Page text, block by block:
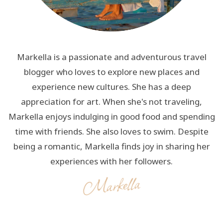
Markella is a passionate and adventurous travel
blogger who loves to explore new places and
experience new cultures. She has a deep
appreciation for art. When she's not traveling,
Markella enjoys indulging in good food and spending
time with friends. She also loves to swim. Despite
being a romantic, Markella finds joy in sharing her
experiences with her followers.